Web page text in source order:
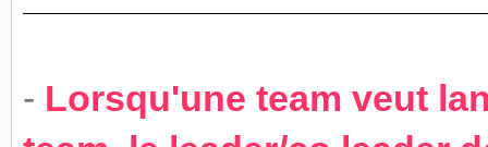
- Lorsqu'une team veut